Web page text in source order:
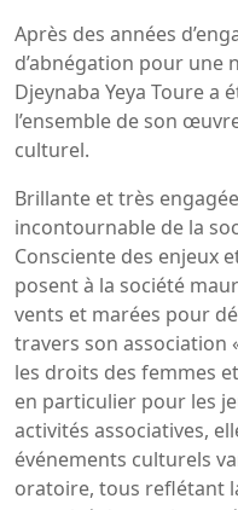
Après des années
d’abnégation pour une
Djeynaba Yeya Toure a
l’ensemble de son
culturel.
Brillante et très
incontournable de la
Consciente des enjeux
posent à la société
vents et marées pour
travers son association
les droits des femmes
en particulier pour les
activités associatives,
événements culturels
oratoire, tous reflétant